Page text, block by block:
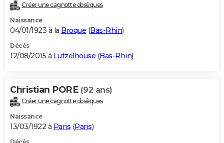
Créer une cagnotte obsèques
Naissance
04/01/1923 à la Broque (Bas-Rhin)
Décès
12/08/2015 à Lutzelhouse (Bas-Rhin)
Christian PORE (92 ans)
Créer une cagnotte obsèques
Naissance
13/03/1922 à Paris (Paris)